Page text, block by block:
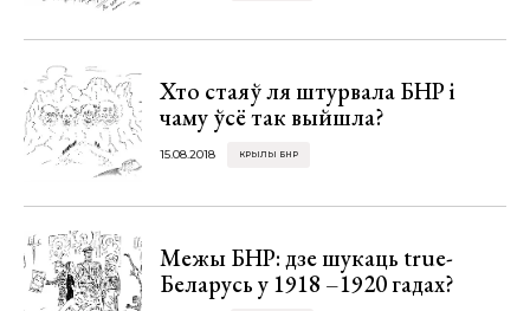
Хто стаяў ля штурвала БНР і
чаму ўсё так выйшла?
15.08.2018 КРЫЛЫ БНР
Межы БНР: дзе шукаць true-
Беларусь у 1918 –1920 гадах?